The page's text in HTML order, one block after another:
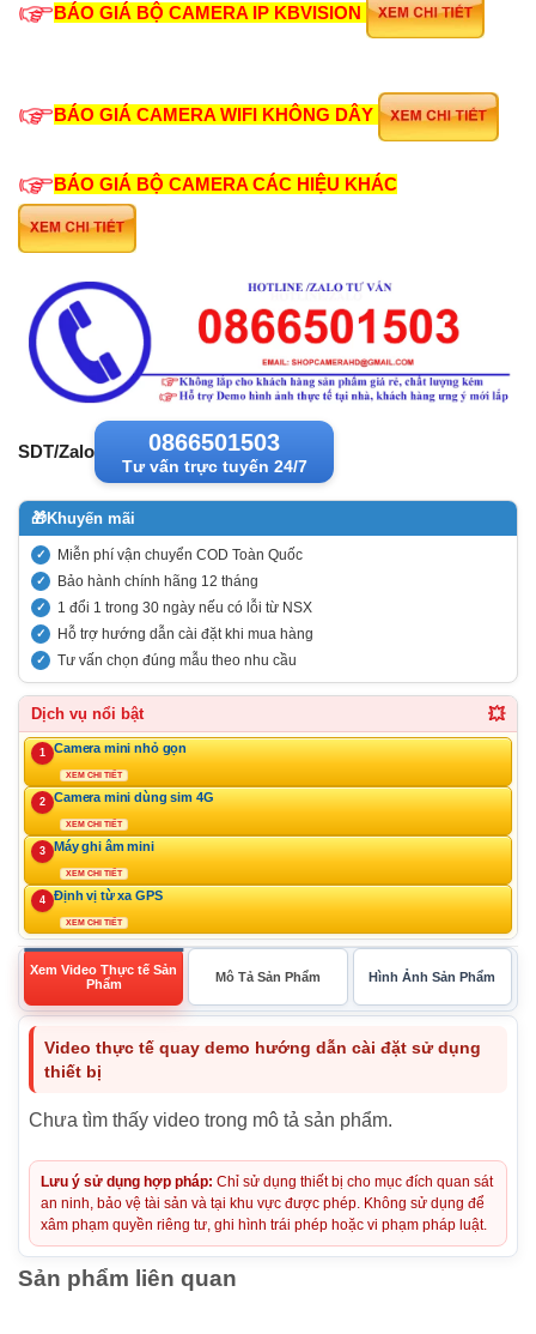
BÁO GIÁ BỘ CAMERA IP KBVISION
BÁO GIÁ CAMERA WIFI KHÔNG DÂY
BÁO GIÁ BỘ CAMERA CÁC HIỆU KHÁC
SDT/Zalo 0866501503
Tư vấn trực tuyến 24/7
🎁Khuyến mãi
Miễn phí vận chuyển COD Toàn Quốc
Bảo hành chính hãng 12 tháng
1 đổi 1 trong 30 ngày nếu có lỗi từ NSX
Hỗ trợ hướng dẫn cài đặt khi mua hàng
Tư vấn chọn đúng mẫu theo nhu cầu
Dịch vụ nổi bật 💥
1 Camera mini nhỏ gọn
XEM CHI TIẾT
2 Camera mini dùng sim 4G
XEM CHI TIẾT
3 Máy ghi âm mini
XEM CHI TIẾT
4 Định vị từ xa GPS
XEM CHI TIẾT
Xem Video Thực tế Sản
Phẩm
Mô Tả Sản Phẩm Hình Ảnh Sản Phẩm
Video thực tế quay demo hướng dẫn cài đặt sử dụng
thiết bị
Chưa tìm thấy video trong mô tả sản phẩm.
Lưu ý sử dụng hợp pháp: Chỉ sử dụng thiết bị cho mục đích quan sát
an ninh, bảo vệ tài sản và tại khu vực được phép. Không sử dụng để
xâm phạm quyền riêng tư, ghi hình trái phép hoặc vi phạm pháp luật.
Sản phẩm liên quan